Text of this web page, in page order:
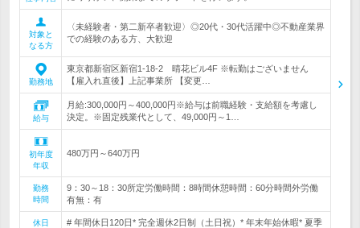
対象と
なる方
〈未経験者・第二新卒者歓迎〉◎20代・30代活躍中◎不動産業界
での経験のある方、大歓迎
勤務地
東京都新宿区新宿1-18-2 晴花ビル4F ※転勤はございません
【雇入れ直後】上記事業所 【変更…
給与
月給:300,000円～400,000円※給与は前職経験・支給額を考慮し
決定。※固定残業代として、49,000円～1…
初年度
年収
480万円～640万円
勤務
時間
9：30～18：30所定労働時間：8時間休憩時間：60分時間外労働
有無：有
休日
# 年間休日120日* 完全週休2日制（土日祝）* 年末年始休暇* 夏季